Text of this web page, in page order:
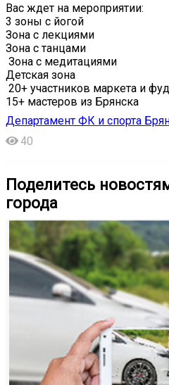
Вас ждет на мероприятии:
3 зоны с йогой
Зона с лекциями
Зона с танцами
️ Зона с медитациями
Детская зона
20+ участников маркета и
15+ мастеров из Брянска
Департамент ФК и спорта
40
Поделитесь
города